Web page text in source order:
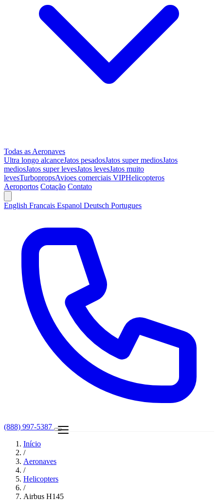
Todas as Aeronaves
Ultra longo alcanceJatos pesadosJatos super mediosJatos
mediosJatos super levesJatos levesJatos muito
levesTurbopropsAvioes comerciais VIPHelicopteros
Aeroportos Cotação Contato
English Francais Espanol Deutsch Portugues
(888) 997-5387
Início
/
Aeronaves
/
Helicopters
/
Airbus H145